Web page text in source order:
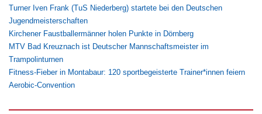
Turner Iven Frank (TuS Niederberg) startete bei den Deutschen
Jugendmeisterschaften
Kirchener Faustballermänner holen Punkte in Dörnberg
MTV Bad Kreuznach ist Deutscher Mannschaftsmeister im
Trampolinturnen
Fitness-Fieber in Montabaur: 120 sportbegeisterte Trainer*innen feiern
Aerobic-Convention